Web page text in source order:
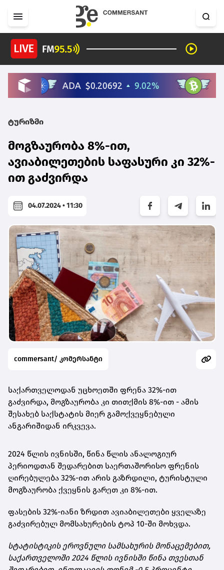
ტურიზმი
მოგზაურობა 8%-ით,
ავიაბილეთების საფასური კი 32%-
ით გაძვირდა
04.07.2024 • 11:30
commersant/ კომერსანტი
საქართველოდან უცხოეთში ფრენა 32%-ით
გაძვირდა, მოგზაურობა კი თითქმის 8%-ით - ამის
შესახებ საქსტატის მიერ გამოქვეყნებული
ანგარიშიდან ირკვევა.
2024 წლის ივნისში, წინა წლის ანალოგიურ
პერიოდთან შედარებით საერთაშორისო ფრენის
ღირებულება 32%-ით არის გაზრდილი, ტურისტული
მოგზაურობა ქვეყნის გარეთ კი 8%-ით.
ფასების 32%-იანი ზრდით ავიაბილეთები ყველაზე
გაძვირებულ მომსახურების ტოპ 10-ში მოხვდა.
სტატისტიკის ეროვნული სამსახურის მონაცემებით,
საქართველოში 2024 წლის ივნისში წინა თვესთან